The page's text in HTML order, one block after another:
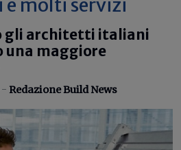
molti servizi
gli architetti italiani
una maggiore
- Redazione Build News